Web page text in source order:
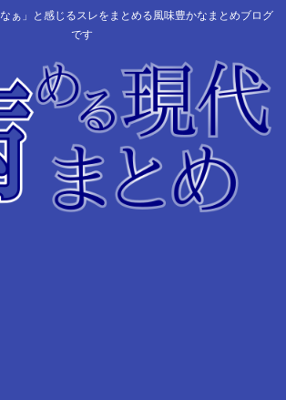
ぁ」と感じるスレをまとめる風味豊かなまとめブログ
です